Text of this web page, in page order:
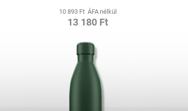
10 893 Ft ÁFA nélkül
13 180 Ft